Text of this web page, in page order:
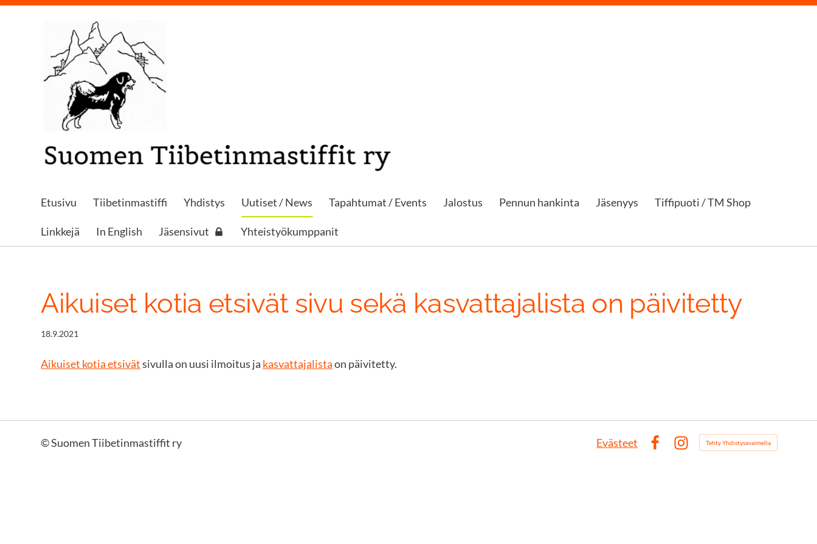
LOGON PAIKKA
Etusivu Tiibetinmastiffi Yhdistys Uutiset / News Tapahtumat / Events Jalostus Pennun hankinta Jäsenyys Tiffipuoti / TM Shop
Linkkejä In English Jäsensivut Yhteistyökumppanit
Aikuiset kotia etsivät sivu sekä kasvattajalista on päivitetty
18.9.2021
Aikuiset kotia etsivätsivulla on uusi ilmoitus ja kasvattajalistaon päivitetty.
©Suomen Tiibetinmastiffit ry
Evästeet
Tehty Yhdistysavaimella